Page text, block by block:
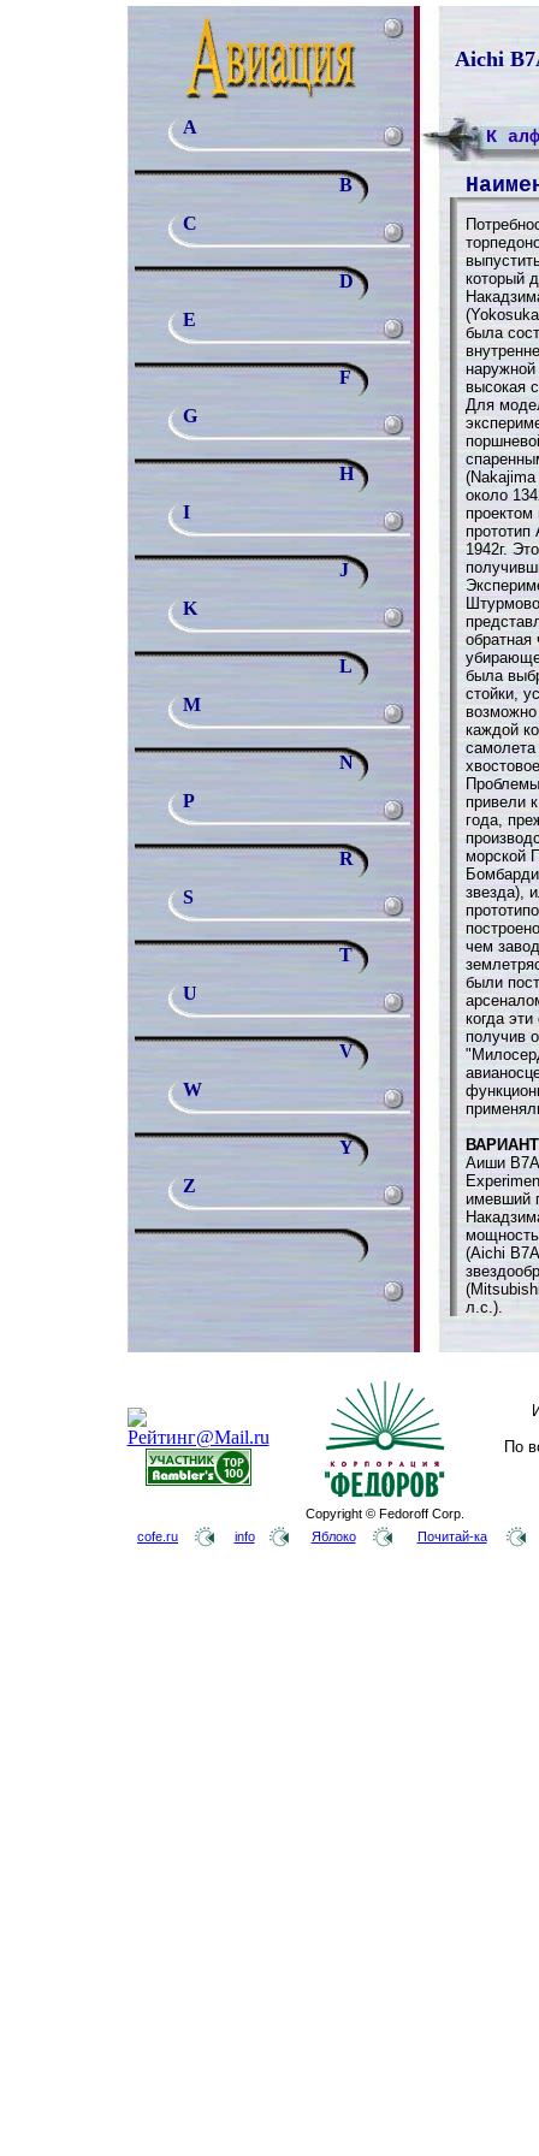
Aichi
A
B
C
D
E
F
G
H
I
J
K
L
M
N
P
R
S
T
U
V
W
Y
Z
К
который
была
наружной
высокая
Для
около
прототип
1942г.
обратная
была
стойки,
каждой
привели
года,
морской
звезда),
чем
были
когда
получив
Аиши
имевший
(Aichi
л.с.).
Copyright © Fedoroff Corp.
По
cofe.ru info Яблоко Почитай-ка